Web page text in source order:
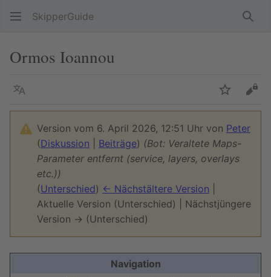
SkipperGuide
Ormos Ioannou
Sprache
Version vom 6. April 2026, 12:51 Uhr von Peter
(Diskussion Beiträge) (Bot: Veraltete Maps-
Parameter entfernt (service, layers, overlays
etc.))
(Unterschied) ← Nächstältere Version
Aktuelle Version (Unterschied) | Nächstjüngere
Version → (Unterschied)
Navigation